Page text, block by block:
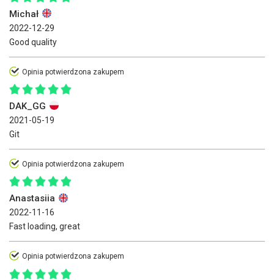
Michał
2022-12-29
Good quality
Opinia potwierdzona zakupem
DAK_GG
2021-05-19
Git
Opinia potwierdzona zakupem
Anastasiia
2022-11-16
Fast loading, great
Opinia potwierdzona zakupem